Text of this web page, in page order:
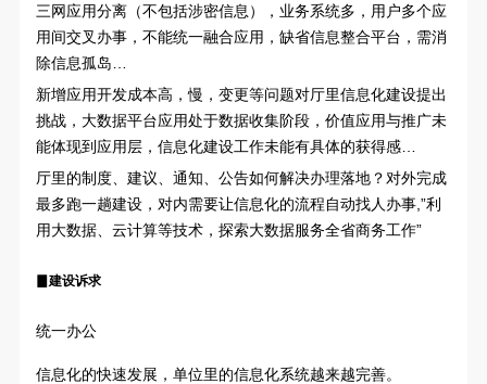
三网应用分离（不包括涉密信息），业务系统多，用户多个应
用间交叉办事，不能统一融合应用，缺省信息整合平台，需消
除信息孤岛…
新增应用开发成本高，慢，变更等问题对厅里信息化建设提出
挑战，大数据平台应用处于数据收集阶段，价值应用与推广未
能体现到应用层，信息化建设工作未能有具体的获得感…
厅里的制度、建议、通知、公告如何解决办理落地？对外完成
最多跑一趟建设，对内需要让信息化的流程自动找人办事,”利
用大数据、云计算等技术，探索大数据服务全省商务工作”
▊建设诉求
统一办公
信息化的快速发展，单位里的信息化系统越来越完善。